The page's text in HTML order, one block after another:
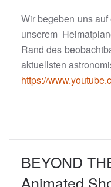
Wir begeben uns
unserem
Rand des
aktuellsten
https://
BEYOND
Animated